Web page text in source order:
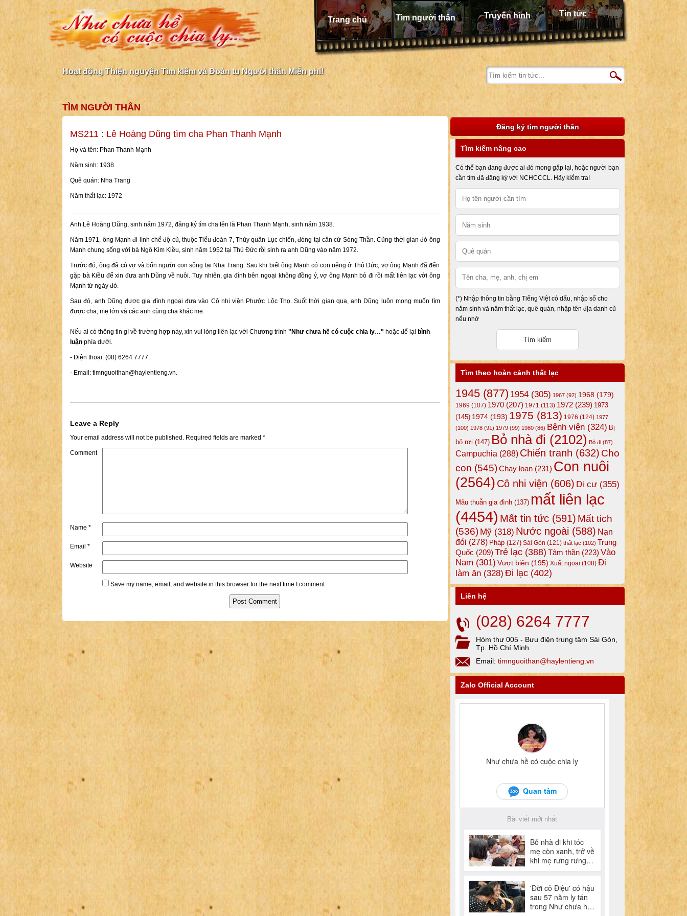
Trang chủ Tìm người thân Truyền hình Tin tức
Hoạt động Thiện nguyện Tìm kiếm và Đoàn tụ Người thân Miễn phí!
TÌM NGƯỜI THÂN
MS211 : Lê Hoàng Dũng tìm cha Phan Thanh Mạnh
Họ và tên: Phan Thanh Mạnh
Năm sinh: 1938
Quê quán: Nha Trang
Năm thất lạc: 1972
Anh Lê Hoàng Dũng, sinh năm 1972, đăng ký tìm cha tên là Phan Thanh Mạnh, sinh năm 1938.
Năm 1971, ông Mạnh đi lính chế độ cũ, thuộc Tiểu đoàn 7, Thủy quân Lục chiến, đóng tại căn cứ Sóng Thần. Cũng thời gian đó ông
Mạnh chung sống với bà Ngô Kim Kiều, sinh năm 1952 tại Thủ Đức rồi sinh ra anh Dũng vào năm 1972.
Trước đó, ông đã có vợ và bốn người con sống tại Nha Trang. Sau khi biết ông Mạnh có con riêng ở Thủ Đức, vợ ông Mạnh đã đến
gặp bà Kiều để xin đưa anh Dũng về nuôi. Tuy nhiên, gia đình bên ngoại không đồng ý, vợ ông Mạnh bỏ đi rồi mất liên lạc với ông
Mạnh từ ngày đó.
Sau đó, anh Dũng được gia đình ngoại đưa vào Cô nhi viện Phước Lộc Thọ. Suốt thời gian qua, anh Dũng luôn mong muốn tìm
được cha, mẹ lớn và các anh cùng cha khác mẹ.
Nếu ai có thông tin gì về trường hợp này, xin vui lòng liên lạc với Chương trình "Như chưa hề có cuộc chia ly…" hoặc để lại bình
luận phía dưới.
- Điện thoại: (08) 6264 7777.
- Email: timnguoithan@haylentieng.vn.
Leave a Reply
Your email address will not be published. Required fields are marked *
Comment
Name *
Email *
Website
Save my name, email, and website in this browser for the next time I comment.
Đăng ký tìm người thân
Tìm kiếm nâng cao
Có thể bạn đang được ai đó mong gặp lại, hoặc người bạn
cần tìm đã đăng ký với NCHCCCL. Hãy kiểm tra!
(*) Nhập thông tin bằng Tiếng Việt có dấu, nhập số cho
năm sinh và năm thất lạc, quê quán, nhập tên địa danh cũ
nếu nhớ
Tìm theo hoàn cảnh thất lạc
1945 (877) 1954 (305) 1967 (92) 1968 (179)
1969 (107) 1970 (207) 1971 (113) 1972 (239) 1973
(145) 1974 (193) 1975 (813) 1976 (124) 1977
(100) 1978 (91) 1979 (99) 1980 (86) Bệnh viện (324) Bị
bỏ rơi (147) Bỏ nhà đi (2102) Bỏ đi (87)
Campuchia (288) Chiến tranh (632) Cho
con (545)Chạy loạn (231) Con nuôi
(2564) Cô nhi viện (606) Di cư (355)
Mâu thuẫn gia đình (137) mất liên lạc
(4454) Mất tin tức (591) Mất tích
(536) Mỹ (318) Nước ngoài (588) Nạn
đói (278) Pháp (127) Sài Gòn (121) thất lạc (102) Trung
Quốc (209) Trẻ lạc (388) Tâm thần (223) Vào
Nam (301) Vượt biên (195) Xuất ngoại (108) Đi
làm ăn (328) Đi lạc (402)
Liên hệ
(028) 6264 7777
Hòm thư 005 - Bưu điện trung tâm Sài Gòn,
Tp. Hồ Chí Minh
Email: timnguoithan@haylentieng.vn
Zalo Official Account